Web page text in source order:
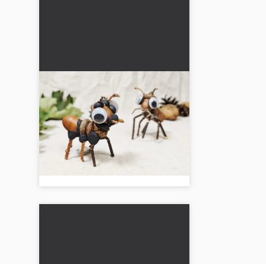
Myra av agern: Enkel pyssel
med barn
🍂🐜 Myra av ekollon: roligt
höstpyssel för barn och familj.
Enkelt att skapa enligt
instruktioner....